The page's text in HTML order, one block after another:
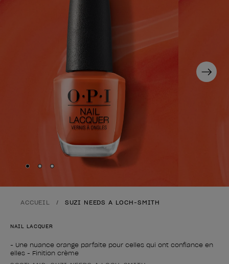
Next
Skip to slide
Skip to slide2
Skip to slide3
ACCUEIL SUZI NEEDS A LOCH-SMITH
NAIL LACQUER
- Une nuance orange parfaite pour celles qui ont confiance en
elles - Finition crème